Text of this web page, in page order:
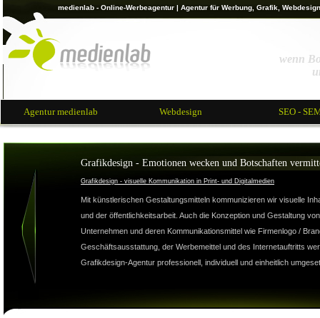
medienlab - Online-Werbeagentur | Agentur für Werbung, Grafik,
wenn
Agentur medienlab Webdesign SEO -
Grafikdesign - Emotionen wecken und Botschaften
Grafikdesign - visuelle Kommunikation in Print- und Digitalmedien
Mit künstlerischen Gestaltungsmitteln kommunizieren wir visuelle
und der öffentlichkeitsarbeit. Auch die Konzeption und Gestaltung
Unternehmen und deren Kommunikationsmittel wie Firmenlogo /
Geschäftsausstattung, der Werbemeittel und des Internetauftritts
Grafikdesign-Agentur professionell, individuell und einheitlich